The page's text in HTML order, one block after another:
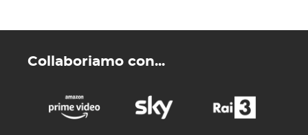
Collaboriamo con...